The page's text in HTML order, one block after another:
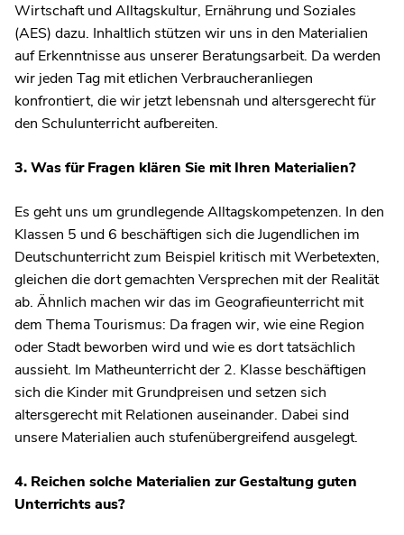
Wirtschaft und Alltagskultur, Ernährung und Soziales
(AES) dazu. Inhaltlich stützen wir uns in den Materialien
auf Erkenntnisse aus unserer Beratungsarbeit. Da werden
wir jeden Tag mit etlichen Verbraucheranliegen
konfrontiert, die wir jetzt lebensnah und altersgerecht für
den Schulunterricht aufbereiten.
3. Was für Fragen klären Sie mit Ihren Materialien?
Es geht uns um grundlegende Alltagskompetenzen. In den
Klassen 5 und 6 beschäftigen sich die Jugendlichen im
Deutschunterricht zum Beispiel kritisch mit Werbetexten,
gleichen die dort gemachten Versprechen mit der Realität
ab. Ähnlich machen wir das im Geografieunterricht mit
dem Thema Tourismus: Da fragen wir, wie eine Region
oder Stadt beworben wird und wie es dort tatsächlich
aussieht. Im Matheunterricht der 2. Klasse beschäftigen
sich die Kinder mit Grundpreisen und setzen sich
altersgerecht mit Relationen auseinander. Dabei sind
unsere Materialien auch stufenübergreifend ausgelegt.
4. Reichen solche Materialien zur Gestaltung guten
Unterrichts aus?